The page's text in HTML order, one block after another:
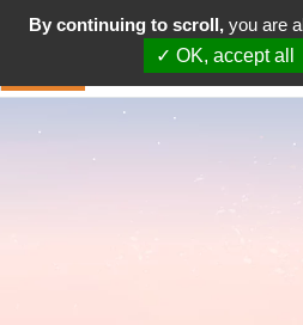
By continuing to scroll, you are
✓ OK, accept all